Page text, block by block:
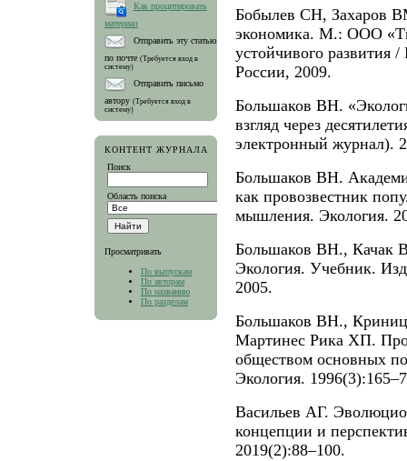
Как процитировать
материал
Отправить эту статью
по почте (Требуется вход в
систему)
Отправить письмо
автору (Требуется вход в
систему)
КОНТЕНТ ЖУРНАЛА
Поиск
Область поиска
Просматривать
По выпускам
По авторам
По названию
По разделам
Бобылев СН, Захаров
экономика. М.: ООО
устойчивого развития
России, 2009.
Большаков ВН.
взгляд через
электронный журнал).
Большаков ВН.
как провозвестник
мышления. Экология.
Большаков ВН., Качак
Экология. Учебник.
2005.
Большаков ВН.,
Мартинес Рика ХП.
обществом основных
Экология.
Васильев АГ.
концепции и
2019(2):88–100.